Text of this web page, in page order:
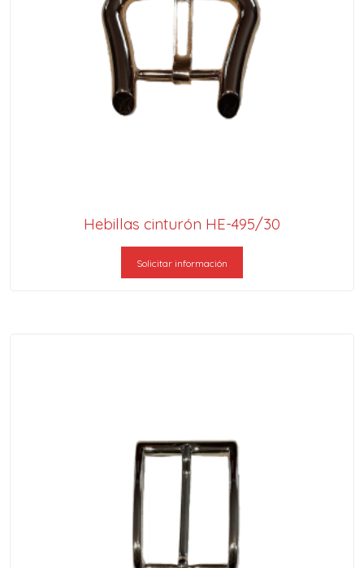
Hebillas cinturón HE-495/30
Solicitar información